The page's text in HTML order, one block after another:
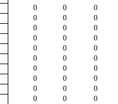
0 0
0
0 0
0
0 0
0
0 0
0
0 0
0
0 0
0
0 0
0
0 0
0
0 0
0
0 0
0